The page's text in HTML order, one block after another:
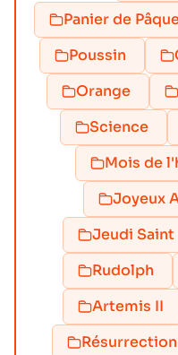
Panier de
Poussin
Orange
Science
Mois de
Joyeux
Jeudi Saint
Rudolph
Artemis II
Résurrection